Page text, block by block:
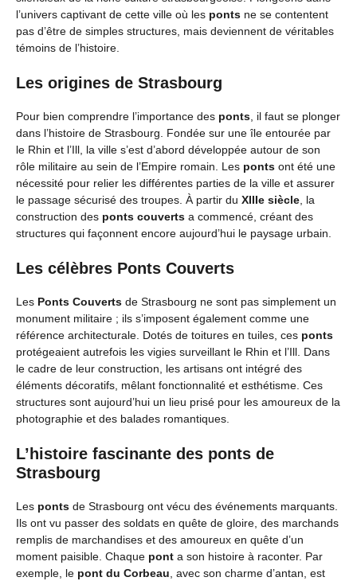
l’univers captivant de cette ville où les ponts ne se contentent
pas d’être de simples structures, mais deviennent de véritables
témoins de l’histoire.
Les origines de Strasbourg
Pour bien comprendre l’importance des ponts, il faut se plonger
dans l’histoire de Strasbourg. Fondée sur une île entourée par
le Rhin et l’Ill, la ville s’est d’abord développée autour de son
rôle militaire au sein de l’Empire romain. Les ponts ont été une
nécessité pour relier les différentes parties de la ville et assurer
le passage sécurisé des troupes. À partir du XIIIe siècle, la
construction des ponts couverts a commencé, créant des
structures qui façonnent encore aujourd’hui le paysage urbain.
Les célèbres Ponts Couverts
Les Ponts Couverts de Strasbourg ne sont pas simplement un
monument militaire ; ils s’imposent également comme une
référence architecturale. Dotés de toitures en tuiles, ces ponts
protégeaient autrefois les vigies surveillant le Rhin et l’Ill. Dans
le cadre de leur construction, les artisans ont intégré des
éléments décoratifs, mêlant fonctionnalité et esthétisme. Ces
structures sont aujourd’hui un lieu prisé pour les amoureux de la
photographie et des balades romantiques.
L’histoire fascinante des ponts de
Strasbourg
Les ponts de Strasbourg ont vécu des événements marquants.
Ils ont vu passer des soldats en quête de gloire, des marchands
remplis de marchandises et des amoureux en quête d’un
moment paisible. Chaque pont a son histoire à raconter. Par
exemple, le pont du Corbeau, avec son charme d’antan, est